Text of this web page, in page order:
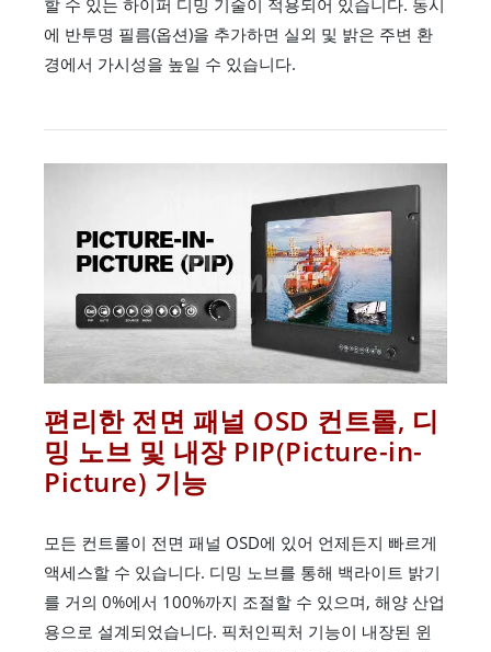
에 반투명 필름(옵션)을 추가하면 실외 및 밝은 주변 환
경에서 가시성을 높일 수 있습니다.
편리한 전면 패널 OSD 컨트롤, 디
밍 노브 및 내장 PIP(Picture-in-
Picture) 기능
모든 컨트롤이 전면 패널 OSD에 있어 언제든지 빠르게
액세스할 수 있습니다. 디밍 노브를 통해 백라이트 밝기
를 거의 0%에서 100%까지 조절할 수 있으며, 해양 산업
용으로 설계되었습니다. 픽처인픽처 기능이 내장된 윈